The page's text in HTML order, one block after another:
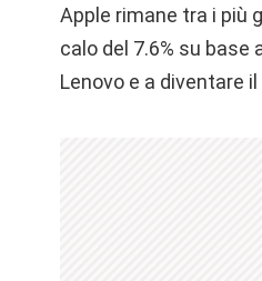
Apple rimane tra i più
calo del 7.6% su base
Lenovo e a diventare